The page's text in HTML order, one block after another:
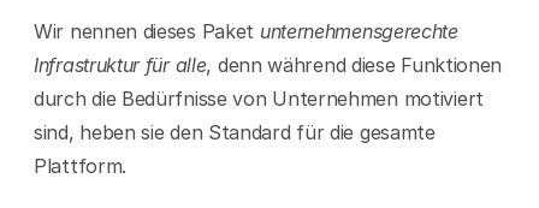
Wir nennen dieses Paket unternehmensgerechte
Infrastruktur für alle, denn während diese Funktionen
durch die Bedürfnisse von Unternehmen motiviert
sind, heben sie den Standard für die gesamte
Plattform.